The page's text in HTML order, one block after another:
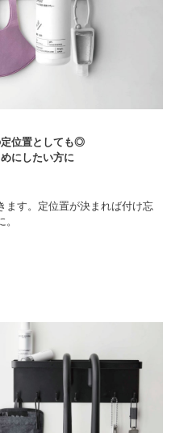
定位置としても◎
にしたい方に
ます。定位置が決まれば付け忘